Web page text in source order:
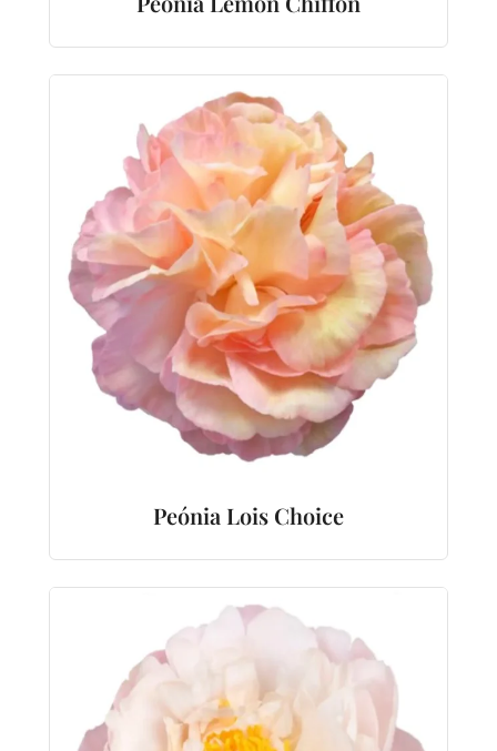
Peónia Lois Choice